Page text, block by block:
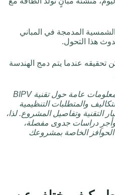
المدمجة في المباني
هذا التحول.
عندما يتم دمج الهندسة
تقدم هذه المقالة معلومات عامة حول تقنية BIPV
والمتطلبات التنظيمية
التقنية وتفاصيل المشروع. لذا،
وأجرِ دراسات جدوى مفصلة،
الحوافز الخاصة بمشروعك